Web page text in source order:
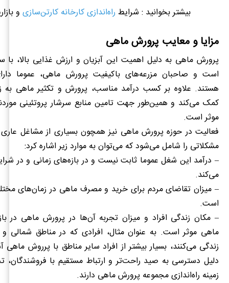
بیشتر بخوانید : شرایط راه‌اندازی کارخانه کارتن‌سازی و
مزایا و معایب پرورش ماهی
پرورش ماهی به دلیل اهمیت این آبزیان و ارزش غذایی بالا، با
است و صاحبان مزرعه‌های باکیفیت پرورش ماهی، عموما
هستند. علاوه بر کسب درآمد مناسب، پرورش و تکثیر ماهی به
کمک می‌کند و همین‌طور جهت تامین منابع سرشار پروتئینی
موثر است.
فعالیت در حوزه پرورش ماهی نیز همچون بسیاری از مشاغل
مشکلاتی را شامل می‌شود که می‌توان به موارد زیر اشاره
– درآمد این شغل عموما ثابت نیست و در بازه‌های زمانی و در
می‌کند.
– میزان تقاضای مردم برای خرید و مصرف ماهی در زمان‌های
است.
– مکان زندگی افراد و میزان تجربه آن‌ها در پرورش ماهی در
ماهی موثر است. به عنوان مثال، افرادی که در مناطق شمالی
زندگی می‌کنند، بسیار بیشتر از افراد سایر مناطق با پرروش
دلیل دسترسی به صید راحت‌تر و ارتباط مستقیم با فروشندگان،
زمینه راه‌اندازی مجموعه پرورش ماهی دارند.